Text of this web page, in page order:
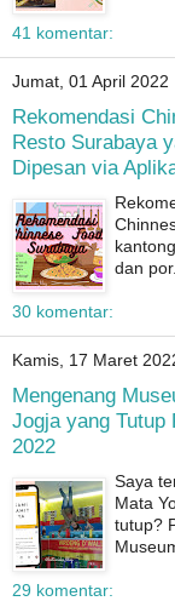
41 komentar:
Jumat, 01 April 2022
Rekomendasi
Resto Surabaya
Dipesan via
dan
30 komentar:
Kamis, 17 Maret
Mengenang
Jogja yang Tutup
2022
Saya
Mata
tutup?
29 komentar: